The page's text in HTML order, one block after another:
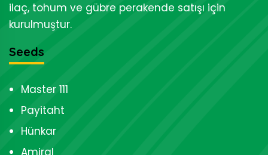
ilaç, tohum ve gübre perakende satışı için
kurulmuştur.
Seeds
Master 111
Payitaht
Hünkar
Amiral